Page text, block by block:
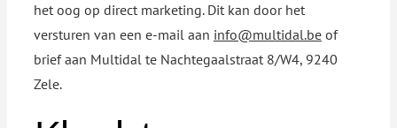
het oog op direct marketing. Dit kan door het
versturen van een e-mail aan info@multidal.beof
brief aan Multidal te Nachtegaalstraat 8/W4, 9240
Zele.